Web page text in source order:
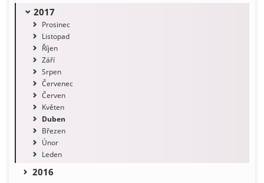
2017
Prosinec
Listopad
Říjen
Září
Srpen
Červenec
Červen
Květen
Duben
Březen
Únor
Leden
2016